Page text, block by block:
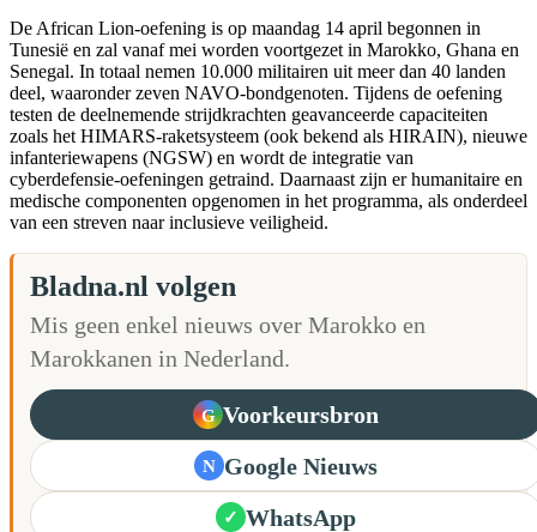
De African Lion-oefening is op maandag 14 april begonnen in
Tunesië en zal vanaf mei worden voortgezet in Marokko, Ghana en
Senegal. In totaal nemen 10.000 militairen uit meer dan 40 landen
deel, waaronder zeven NAVO-bondgenoten. Tijdens de oefening
testen de deelnemende strijdkrachten geavanceerde capaciteiten
zoals het HIMARS-raketsysteem (ook bekend als HIRAIN), nieuwe
infanteriewapens (NGSW) en wordt de integratie van
cyberdefensie-oefeningen getraind. Daarnaast zijn er humanitaire en
medische componenten opgenomen in het programma, als onderdeel
van een streven naar inclusieve veiligheid.
Bladna.nl volgen
Mis geen enkel nieuws over Marokko en
Marokkanen in Nederland.
G Voorkeursbron
N Google Nieuws
✓ WhatsApp